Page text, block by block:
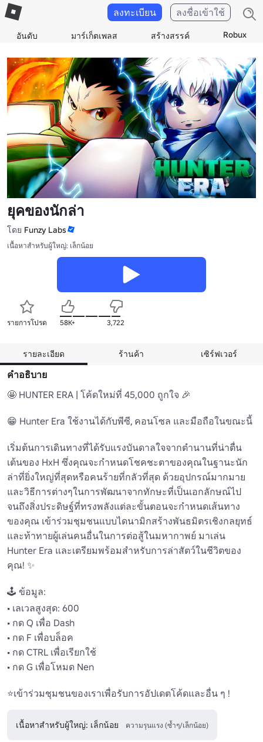
อันดับ มาร์เก็ตเพลส สร้างสรรค์ Robux
ลงทะเบียน ลงชื่อเข้าใช้
ยุคของนักล่า
โดย Funzy Labs
เนื้อหาสำหรับผู้ใหญ่: เล็กน้อย
รายการโปรด 58K+ 3,722
รายละเอียด ร้านค้า เซิร์ฟเวอร์
คำอธิบาย
🤩 HUNTER ERA | โค้ดใหม่ที่ 45,000 ถูกใจ 🎉
😁 Hunter Era ใช้งานได้กับพีซี, คอนโซล และมือถือในขณะนี้
เริ่มต้นการเดินทางที่ได้รับแรงบันดาลใจจากตํานานที่น่าตื่น
เต้นของ HxH ซึ่งคุณจะกําหนดโชคชะตาของคุณในฐานะนัก
ล่าที่ยิ่งใหญ่ที่สุดหรือคนร้ายที่กลัวที่สุด ด้วยอุปกรณ์มากมาย
และวิธีการต่างๆในการพัฒนาจากทักษะที่เป็นเอกลักษณ์ไป
จนถึงสิ่งประดิษฐ์ที่ทรงพลังแต่ละขั้นตอนจะกําหนดเส้นทาง
ของคุณ เข้าร่วมชุมชนแบบไดนามิกสร้างพันธมิตรเชิงกลยุทธ์
และท้าทายผู้เล่นคนอื่นในการต่อสู้ในมหากาพย์ มาเล่น
Hunter Era และเตรียมพร้อมสําหรับการล่าสัตว์ในชีวิตของ
คุณ! ✨
🕹️ ข้อมูล:
• เลเวลสูงสุด: 600
• กด Q เพื่อ Dash
• กด F เพื่อบล็อค
• กด CTRL เพื่อเรียกใช้
• กด G เพื่อโหมด Nen
⭐เข้าร่วมชุมชนของเราเพื่อรับการอัปเดตโค้ดและอื่น ๆ !
เนื้อหาสำหรับผู้ใหญ่: เล็กน้อย ความรุนแรง (ซ้ำๆ/เล็กน้อย)